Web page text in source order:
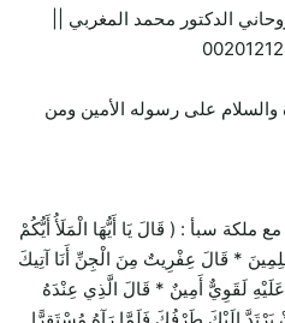
الدكتور محمد المغربي ||
والسلام على رسوله الأمين ومن
سبأ : ( قَالَ يَا أَيُّهَا الْمَلَأُ أَيُّكُمْ
* قَالَ عِفْرِيتٌ مِنَ الْجِنِّ أَنَا آتِيكَ
لَقَوِيٌّ أَمِينٌ * قَالَ الَّذِي عِنْدَهُ